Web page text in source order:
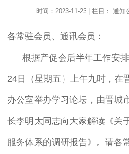
时间：2023-11-23 | 栏目： 通知
各常驻会员、通讯会员：
根据产促会后半年工作安排
24日（星期五）上午九时，在
办公室举办学习论坛，由晋城
长李明太同志向大家解读 《关
服务体系的调研报告》 。请各